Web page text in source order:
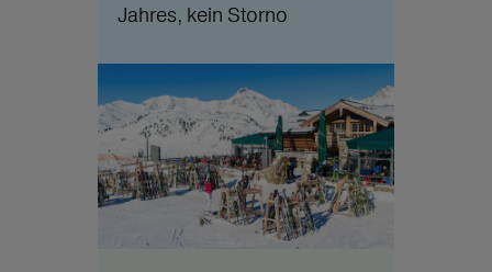
Jahres, kein Storno